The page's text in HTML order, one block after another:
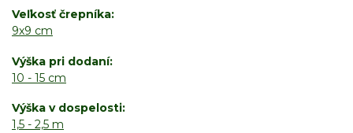
Veľkosť črepníka
9x9 cm
Výška pri dodaní
10 - 15 cm
Výška v dospelosti
1,5 - 2,5 m